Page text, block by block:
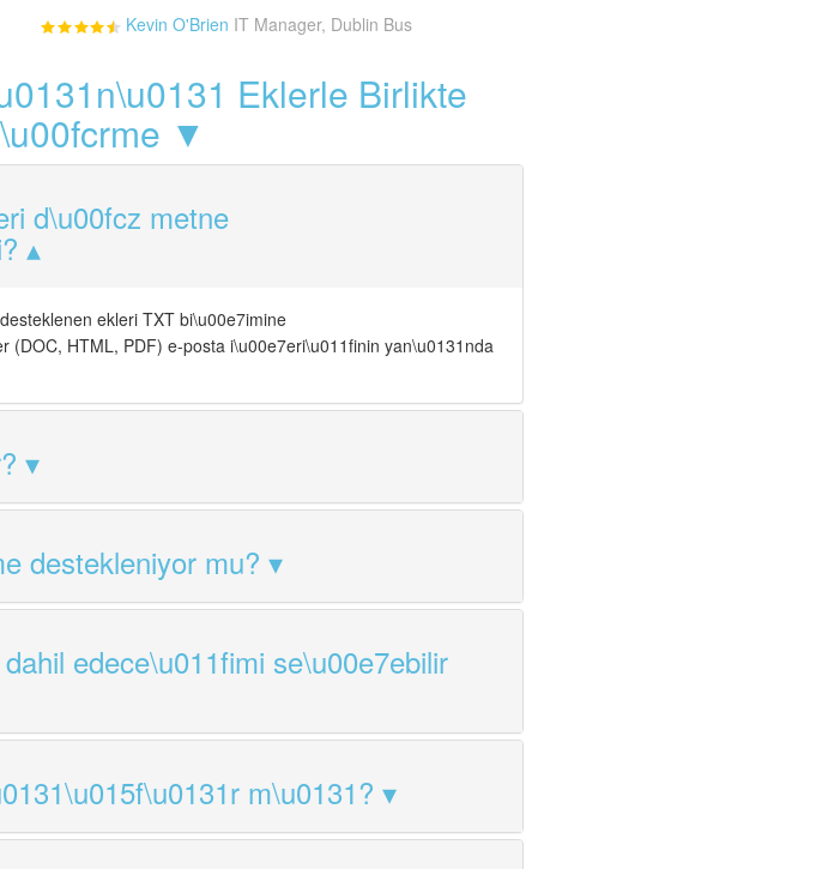
Kevin O'Brien IT Manager, Dublin Bus
Eklerle Birlikte
▼
d\u00fcz metne
ekleri TXT bi\u00e7imine
HTML, PDF) e-posta i\u00e7eri\u011finin yan\u0131nda
destekleniyor mu?
edece\u011fimi se\u00e7ebilir
m\u0131?